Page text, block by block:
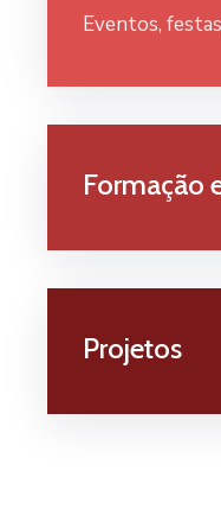
Eventos,
Formação
Projetos